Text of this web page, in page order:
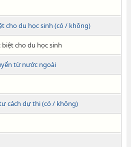
cho du học sinh (có / không)
cho du học sinh
từ nước ngoài
cách dự thi (có / không)